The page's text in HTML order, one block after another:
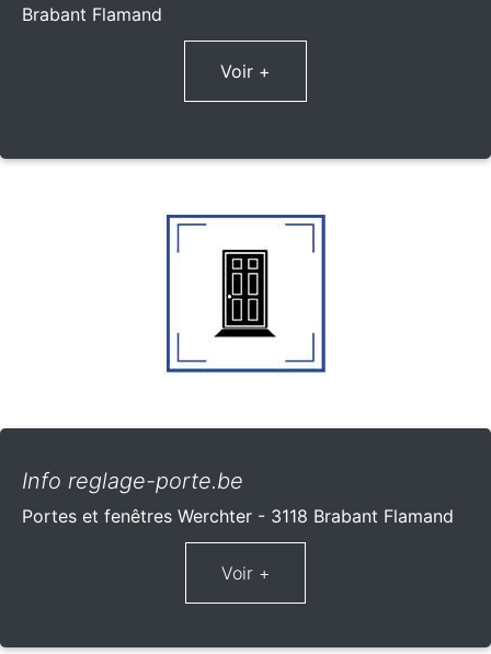
Brabant Flamand
Voir +
Info reglage-porte.be
Portes et fenêtres Werchter - 3118 Brabant Flamand